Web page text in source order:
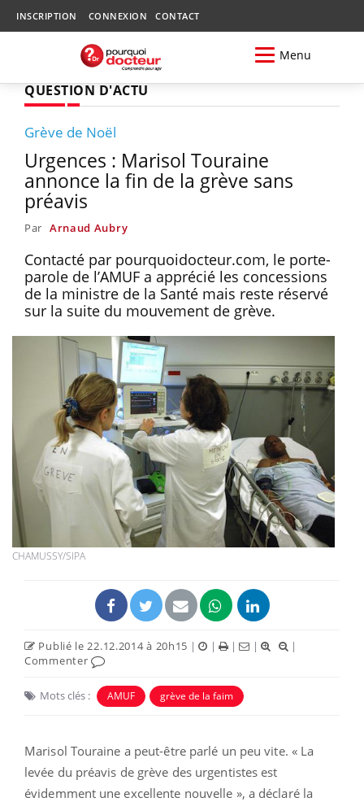
INSCRIPTION CONNEXION CONTACT
Menu
QUESTION D'ACTU
Grève de Noël
Urgences : Marisol Touraine
annonce la fin de la grève sans
préavis
Par Arnaud Aubry
Contacté par pourquoidocteur.com, le porte-
parole de l’AMUF a apprécié les concessions
de la ministre de la Santé mais reste réservé
sur la suite du mouvement de grève.
CHAMUSSY/SIPA
Publié le 22.12.2014 à 20h15 | | | |
|
Commenter
Mots clés : AMUF grève de la faim
Marisol Touraine a peut-être parlé un peu vite. « La
levée du préavis de grève des urgentistes est
évidemment une excellente nouvelle », a déclaré la